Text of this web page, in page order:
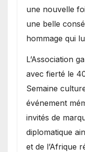
une nouvelle
une belle
hommage qui
​L’Association
avec fierté le
Semaine
événement
invités de
diplomatique
et de l’Afrique